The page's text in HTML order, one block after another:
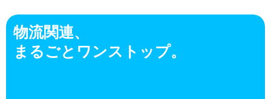
物流関連、
まるごとワンストップ。